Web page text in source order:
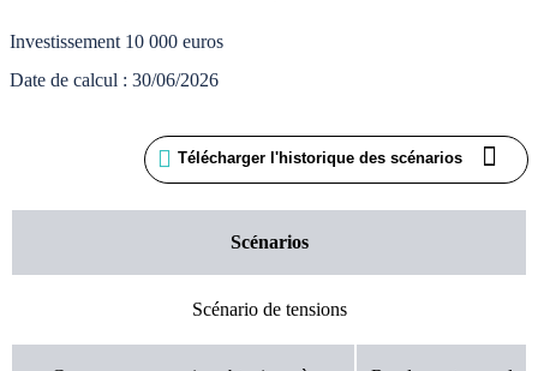
Investissement 10 000 euros
Date de calcul : 30/06/2026
Télécharger l'historique des scénarios
Scénarios
Scénario de tensions